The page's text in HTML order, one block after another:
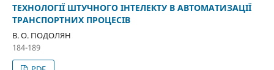
ТЕХНОЛОГІЇ ШТУЧНОГО ІНТЕЛЕКТУ В АВТОМАТИЗАЦІЇ
ТРАНСПОРТНИХ ПРОЦЕСІВ
В. О. ПОДОЛЯН
184-189